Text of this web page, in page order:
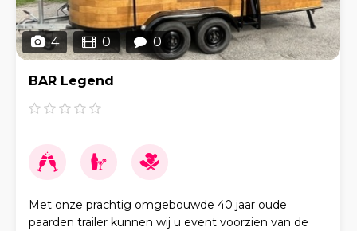
4 0 0
BAR Legend
Met onze prachtig omgebouwde 40 jaar oude
paarden trailer kunnen wij u event voorzien van de